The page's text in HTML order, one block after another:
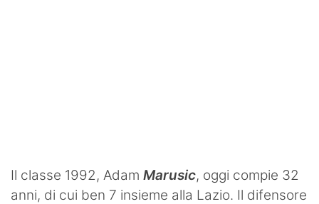
Il classe 1992, Adam Marusic, oggi compie 32
anni, di cui ben 7 insieme alla Lazio. Il difensore